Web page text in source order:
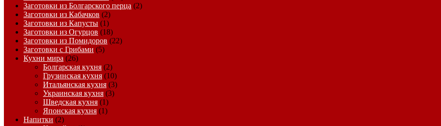
Заготовки из Болгарского перца (2)
Заготовки из Кабачков (2)
Заготовки из Капусты (1)
Заготовки из Огурцов (18)
Заготовки из Помидоров (22)
Заготовки с Грибами (5)
Кухни мира (26)
Болгарская кухня (2)
Грузинская кухня (10)
Итальянская кухня (3)
Украинская кухня (3)
Шведская кухня (1)
Японская кухня (1)
Напитки (2)